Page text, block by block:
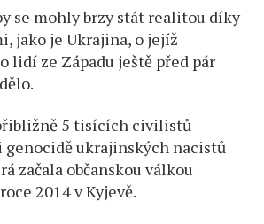
se mohly brzy stát realitou díky
jako je Ukrajina, o jejíž
lidí ze Západu ještě před pár
5 tisících civilistů
ukrajinských nacistů
začala občanskou válkou
2014 v Kyjevě.